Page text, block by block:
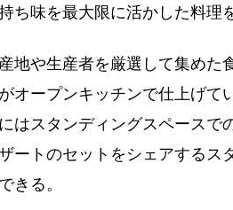
ち味を最大限に活かした料理
地や生産者を厳選して集めた
オープンキッチンで仕上げて
はスタンディングスペースで
ートのセットをシェアするス
きる。